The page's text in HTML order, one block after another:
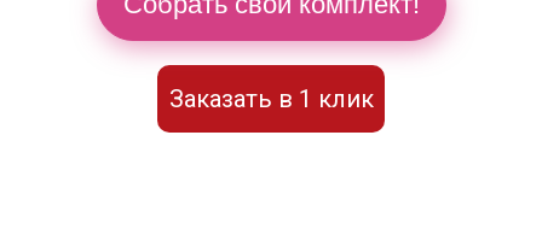
Заказать в 1 клик